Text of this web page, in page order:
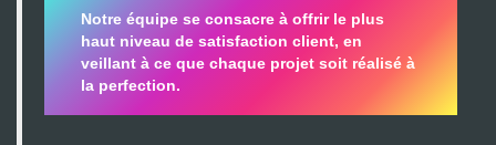
Notre équipe se consacre à offrir le plus
haut niveau de satisfaction client, en
veillant à ce que chaque projet soit réalisé à
la perfection.